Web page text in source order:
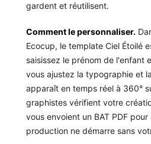
gardent et réutilisent.
Comment le personnaliser.
Ecocup, le template Ciel Étoilé
saisissez le prénom de l'enfant
vous ajustez la typographie et
apparaît en temps réel à 360°
graphistes vérifient votre
vous envoient un BAT PDF
production ne démarre sans